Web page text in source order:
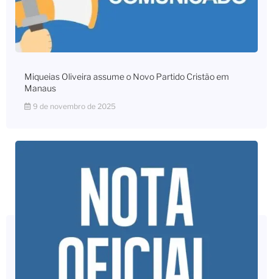
Miqueias Oliveira assume o Novo Partido Cristão em
Manaus
9 de novembro de 2025